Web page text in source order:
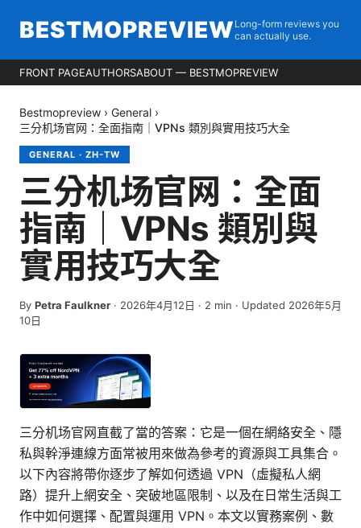
BESTMOPREVIEW Long-form reviews you
can actually use.
FRONT PAGEAUTHORSABOUT — BESTMOPREVIEW
Bestmopreview › General ›
三分机场官网：全面指南｜VPNs 類別與實用技巧大全
GENERAL · ZH-TW
三分机场官网：全面
指南｜VPNs 類別與
實用技巧大全
By Petra Faulkner · 2026年4月12日 · 2 min · Updated 2026年5月
10日
三分机场官网直截了當的答案：它是一個在網絡安全、隱
私與幹淨連線方面常被用來做為參考的資源與工具集合。
以下內容將帶你逐步了解如何透過 VPN（虛擬私人網
路）提升上網安全、突破地區限制、以及在日常生活與工
作中如何選擇、配置與運用 VPN。本文以實務案例、數